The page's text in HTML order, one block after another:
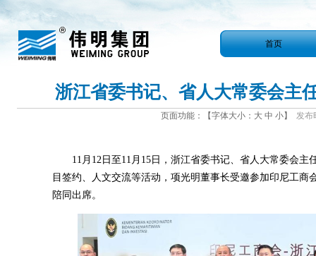
首页
浙江省委书记、省人大常委会主
页面功能：【字体大小： 大 中 小】 发布
11月12日至11月15日，浙江省委书记、省人大常委会主
目签约、人文交流等活动，项光明董事长受邀参加印尼工
陪同出席。